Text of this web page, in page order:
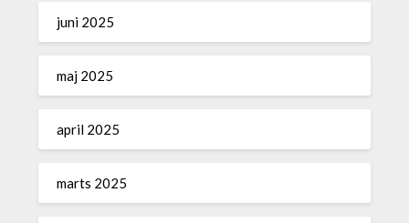
juni 2025
maj 2025
april 2025
marts 2025